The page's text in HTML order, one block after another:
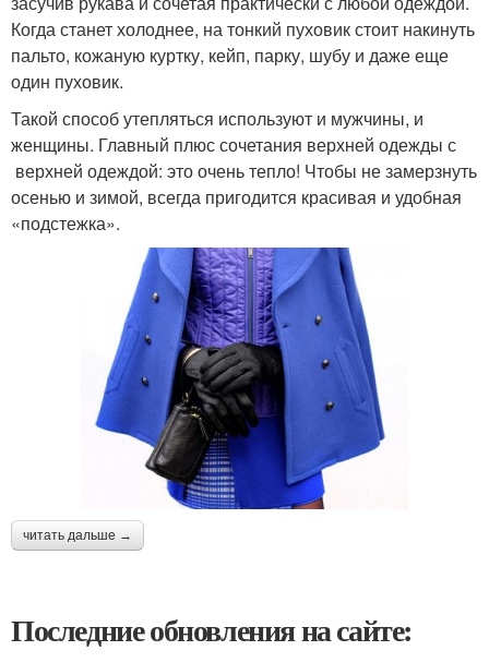
Когда станет холоднее, на тонкий пуховик стоит накинуть
пальто, кожаную куртку, кейп, парку, шубу и даже еще
один пуховик.
Такой способ утепляться используют и мужчины, и
женщины. Главный плюс сочетания верхней одежды с
верхней одеждой: это очень тепло! Чтобы не замерзнуть
осенью и зимой, всегда пригодится красивая и удобная
«подстежка».
читать дальше →
Последние обновления на сайте: